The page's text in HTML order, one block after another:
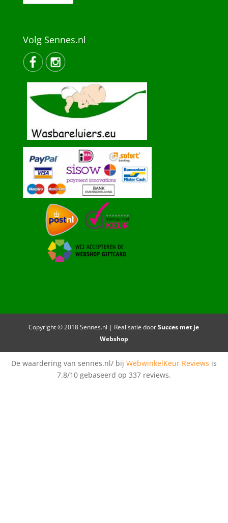
Volg Sennes.nl
Copyright © 2018 Sennes.nl | Realisatie doorSucces met je
Webshop
De waardering van sennes.nl/ bij WebwinkelKeur Reviews is
7.8/10 gebaseerd op 337 reviews.